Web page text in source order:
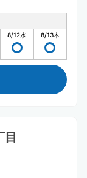
8/12水 8/13木